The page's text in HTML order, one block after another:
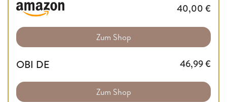
40,00 €
Zum Shop
OBI DE 46,99€
Zum Shop